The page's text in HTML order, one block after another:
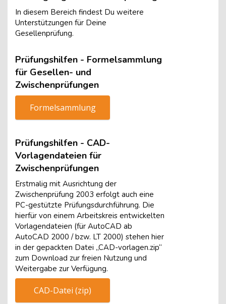
In diesem Bereich findest Du weitere
Unterstützungen für Deine
Gesellenprüfung.
Prüfungshilfen - Formelsammlung
für Gesellen- und
Zwischenprüfungen
Formelsammlung
Prüfungshilfen - CAD-
Vorlagendateien für
Zwischenprüfungen
Erstmalig mit Ausrichtung der
Zwischenprüfung 2003 erfolgt auch eine
PC-gestützte Prüfungsdurchführung. Die
hierfür von einem Arbeitskreis entwickelten
Vorlagendateien (für AutoCAD ab
AutoCAD 2000 / bzw. LT 2000) stehen hier
in der gepackten Datei „CAD-vorlagen.zip“
zum Download zur freien Nutzung und
Weitergabe zur Verfügung.
CAD-Datei (zip)